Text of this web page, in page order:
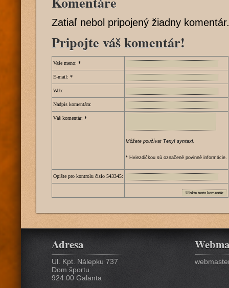
Zatiaľ nebol pripojený žiadny
Pripojte váš komentár!
Vaše meno: *
E-mail: *
Web:
Nadpis komentára:
Váš komentár: *
Môžete používat Texy! syntaxi.
* Hviezdičkou sú označené povinné informácie.
Opište pro kontrolu číslo 543345:
Adresa
Ul. Kpt. Nálepku 737
Dom športu
924 00 Galanta